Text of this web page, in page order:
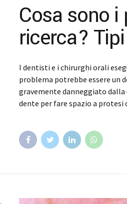
Cosa sono
ricerca?
I dentisti e i chirurghi orali
problema potrebbe essere un
gravemente danneggiato dalla
dente per fare spazio a